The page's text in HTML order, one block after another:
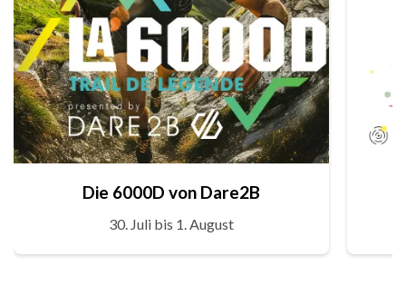
Die 6000D von Dare2B
30. Juli bis 1. August